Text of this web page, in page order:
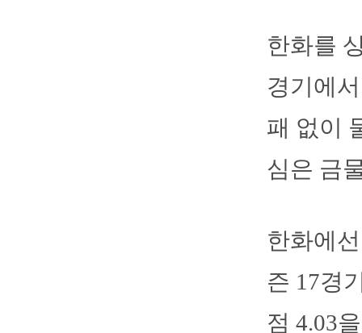
한화를
경기에
패 없이
심은 금
한화에
즌 17경
점 4.03